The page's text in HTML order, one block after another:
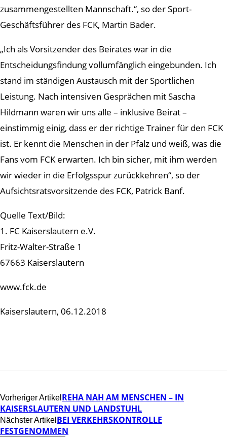
zusammengestellten Mannschaft.“, so der Sport-
Geschäftsführer des FCK, Martin Bader.
„Ich als Vorsitzender des Beirates war in die
Entscheidungsfindung vollumfänglich eingebunden. Ich
stand im ständigen Austausch mit der Sportlichen
Leistung. Nach intensiven Gesprächen mit Sascha
Hildmann waren wir uns alle – inklusive Beirat –
einstimmig einig, dass er der richtige Trainer für den FCK
ist. Er kennt die Menschen in der Pfalz und weiß, was die
Fans vom FCK erwarten. Ich bin sicher, mit ihm werden
wir wieder in die Erfolgsspur zurückkehren“, so der
Aufsichtsratsvorsitzende des FCK, Patrick Banf.
Quelle Text/Bild:
1. FC Kaiserslautern e.V.
Fritz-Walter-Straße 1
67663 Kaiserslautern
www.fck.de
Kaiserslautern, 06.12.2018
Vorheriger Artikel REHA NAH AM MENSCHEN – IN
KAISERSLAUTERN UND LANDSTUHL
Nächster Artikel BEI VERKEHRSKONTROLLE
FESTGENOMMEN